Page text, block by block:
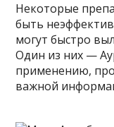
Некоторые
быть
могут быстро
Один из них —
применению,
важной